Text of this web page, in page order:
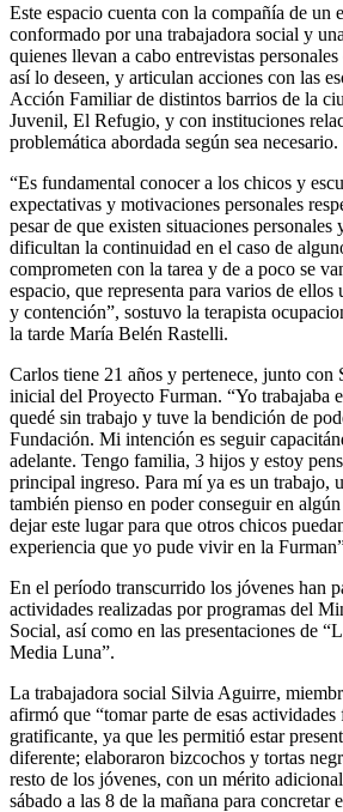
Este espacio cuenta con la compañía de un
conformado por una trabajadora social y
quienes llevan a cabo entrevistas
así lo deseen, y articulan acciones con las
Acción Familiar de distintos barrios de la
Juvenil, El Refugio, y con instituciones
problemática abordada según sea necesario.
“Es fundamental conocer a los chicos y
expectativas y motivaciones personales
pesar de que existen situaciones personales
dificultan la continuidad en el caso de
comprometen con la tarea y de a poco se
espacio, que representa para varios de ellos
y contención”, sostuvo la terapista
la tarde María Belén Rastelli.
Carlos tiene 21 años y pertenece, junto con
inicial del Proyecto Furman. “Yo trabajaba
quedé sin trabajo y tuve la bendición de
Fundación. Mi intención es seguir
adelante. Tengo familia, 3 hijos y estoy
principal ingreso. Para mí ya es un trabajo,
también pienso en poder conseguir en
dejar este lugar para que otros chicos
experiencia que yo pude vivir en la
En el período transcurrido los jóvenes han
actividades realizadas por programas del
Social, así como en las presentaciones de
Media Luna”.
La trabajadora social Silvia Aguirre,
afirmó que “tomar parte de esas
gratificante, ya que les permitió estar
diferente; elaboraron bizcochos y tortas
resto de los jóvenes, con un mérito
sábado a las 8 de la mañana para concretar